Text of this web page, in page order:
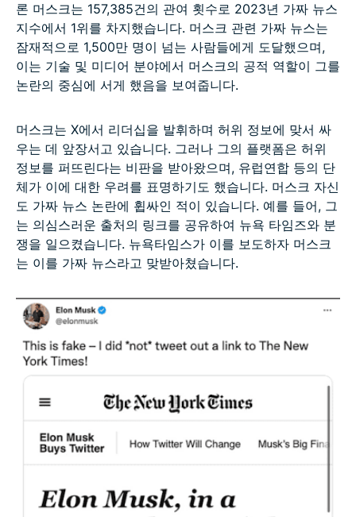
론 머스크는 157,385건의 관여 횟수로 2023년 가짜 뉴스
지수에서 1위를 차지했습니다. 머스크 관련 가짜 뉴스는
잠재적으로 1,500만 명이 넘는 사람들에게 도달했으며,
이는 기술 및 미디어 분야에서 머스크의 공적 역할이 그를
논란의 중심에 서게 했음을 보여줍니다.
머스크는 X에서 리더십을 발휘하며 허위 정보에 맞서 싸
우는 데 앞장서고 있습니다. 그러나 그의 플랫폼은 허위
정보를 퍼뜨린다는 비판을 받아왔으며, 유럽연합 등의 단
체가 이에 대한 우려를 표명하기도 했습니다. 머스크 자신
도 가짜 뉴스 논란에 휩싸인 적이 있습니다. 예를 들어, 그
는 의심스러운 출처의 링크를 공유하여 뉴욕 타임즈와 분
쟁을 일으켰습니다. 뉴욕타임스가 이를 보도하자 머스크
는 이를 가짜 뉴스라고 맞받아쳤습니다.